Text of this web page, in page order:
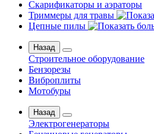
Скарификаторы и аэраторы
Триммеры для травы
Цепные пилы
Назад
Строительное оборудование
Бензорезы
Виброплиты
Мотобуры
Назад
Электрогенераторы